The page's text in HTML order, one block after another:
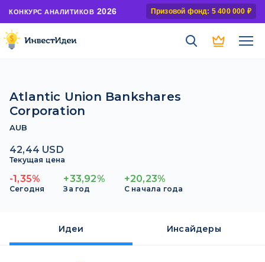
КОНКУРС АНАЛИТИКОВ 2026 Призовой фонд: 5 400 000 ₽
Atlantic Union Bankshares
Corporation
AUB
42,44 USD
Текущая цена
-1,35%
Сегодня
+33,92%
За год
+20,23%
С начала года
Идеи Инсайдеры